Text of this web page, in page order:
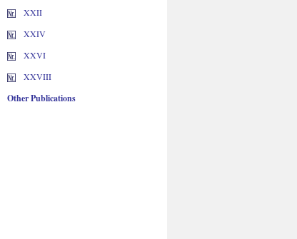
XXII
XXIV
XXVI
XXVIII
Other Publications